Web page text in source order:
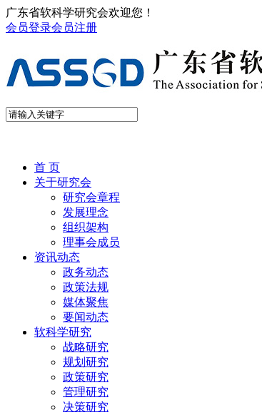
广东省软科学研究会欢迎您！
会员登录会员注册
首 页
关于研究会
研究会章程
发展理念
组织架构
理事会成员
资讯动态
政务动态
政策法规
媒体聚焦
要闻动态
软科学研究
战略研究
规划研究
政策研究
管理研究
决策研究